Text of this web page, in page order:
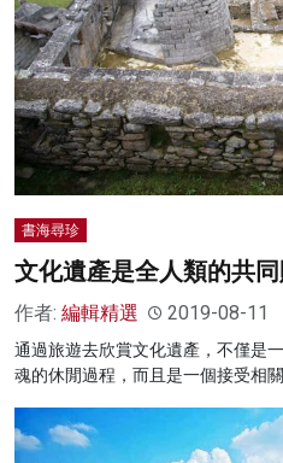
書海尋珍
文化遺產是全人類的共
作者: 編輯精選 2019-08-11
通過旅遊去欣賞文化遺產，不僅是
魂的休閒過程，而且是一個接受相